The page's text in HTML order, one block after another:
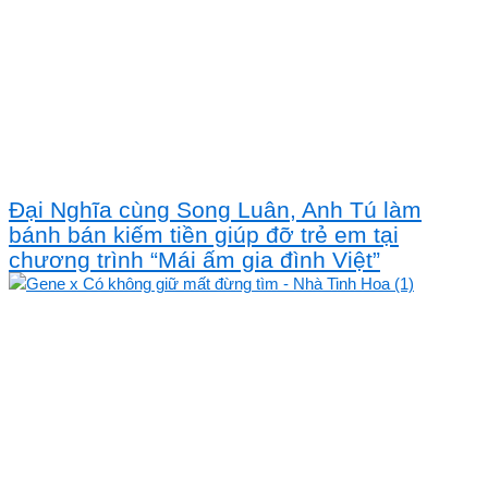
Đại Nghĩa cùng Song Luân, Anh Tú làm
bánh bán kiếm tiền giúp đỡ trẻ em tại
chương trình “Mái ấm gia đình Việt”